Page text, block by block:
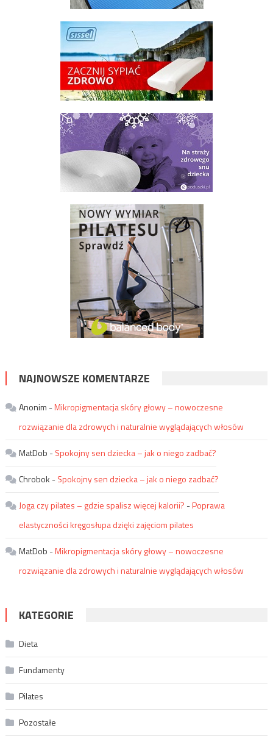
NAJNOWSZE KOMENTARZE
Anonim -Mikropigmentacja skóry głowy – nowoczesne
rozwiązanie dla zdrowych i naturalnie wyglądających włosów
MatDob -Spokojny sen dziecka – jak o niego zadbać?
Chrobok -Spokojny sen dziecka – jak o niego zadbać?
Joga czy pilates – gdzie spalisz więcej kalorii? -Poprawa
elastyczności kręgosłupa dzięki zajęciom pilates
MatDob -Mikropigmentacja skóry głowy – nowoczesne
rozwiązanie dla zdrowych i naturalnie wyglądających włosów
KATEGORIE
Dieta
Fundamenty
Pilates
Pozostałe